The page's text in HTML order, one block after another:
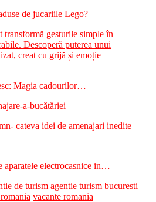
de jucariile Lego?
Magia cadourilor…
cateva idei de amenajari inedite
aparatele electrocasnice in…
de turism agentie turism bucuresti
vacante romania